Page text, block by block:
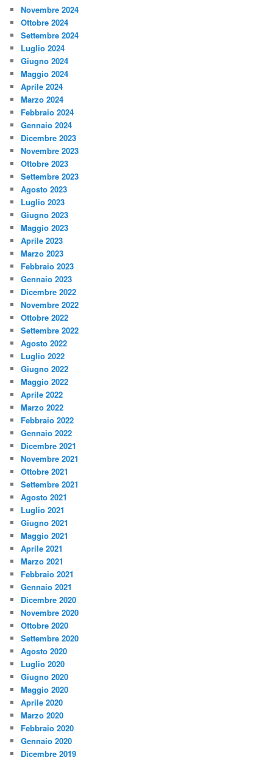
Novembre 2024
Ottobre 2024
Settembre 2024
Luglio 2024
Giugno 2024
Maggio 2024
Aprile 2024
Marzo 2024
Febbraio 2024
Gennaio 2024
Dicembre 2023
Novembre 2023
Ottobre 2023
Settembre 2023
Agosto 2023
Luglio 2023
Giugno 2023
Maggio 2023
Aprile 2023
Marzo 2023
Febbraio 2023
Gennaio 2023
Dicembre 2022
Novembre 2022
Ottobre 2022
Settembre 2022
Agosto 2022
Luglio 2022
Giugno 2022
Maggio 2022
Aprile 2022
Marzo 2022
Febbraio 2022
Gennaio 2022
Dicembre 2021
Novembre 2021
Ottobre 2021
Settembre 2021
Agosto 2021
Luglio 2021
Giugno 2021
Maggio 2021
Aprile 2021
Marzo 2021
Febbraio 2021
Gennaio 2021
Dicembre 2020
Novembre 2020
Ottobre 2020
Settembre 2020
Agosto 2020
Luglio 2020
Giugno 2020
Maggio 2020
Aprile 2020
Marzo 2020
Febbraio 2020
Gennaio 2020
Dicembre 2019